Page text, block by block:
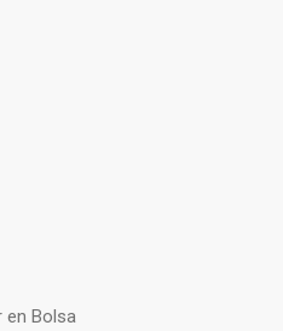
en Bolsa